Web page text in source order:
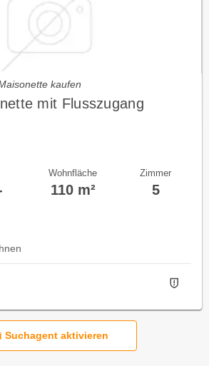
kaufen
mit Flusszugang
Wohnfläche
110 m²
Zimmer
5
Suchagent aktivieren